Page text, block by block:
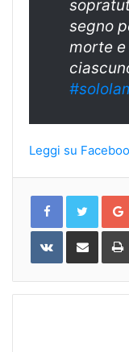
segno
morte e
Leggi su
VKontakteShare
Email